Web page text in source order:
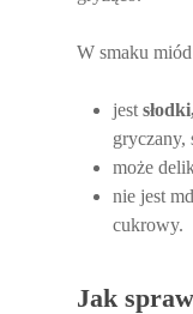
W smaku
jest
gryczany,
może
nie jest
cukrowy.
Jak